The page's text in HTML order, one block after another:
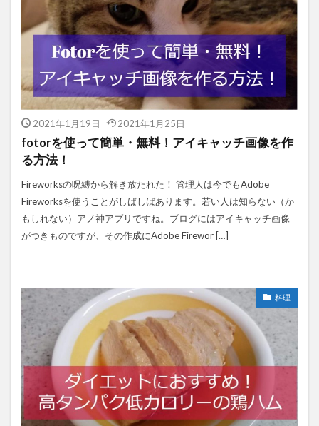
2021年1月19日 2021年1月25日
fotorを使って簡単・無料！アイキャッチ画像を作
る方法！
Fireworksの呪縛から解き放たれた！ 管理人は今でもAdobe
Fireworksを使うことがしばしばあります。若い人は知らない（か
もしれない）アノ神アプリですね。ブログにはアイキャッチ画像
がつきものですが、その作成にAdobe Firewor […]
料理